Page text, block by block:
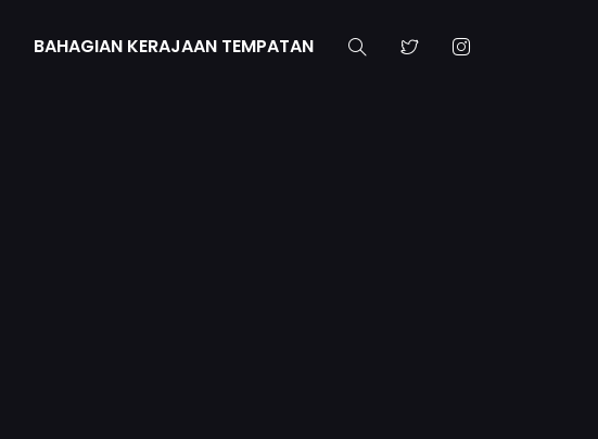
BAHAGIAN KERAJAAN TEMPATAN